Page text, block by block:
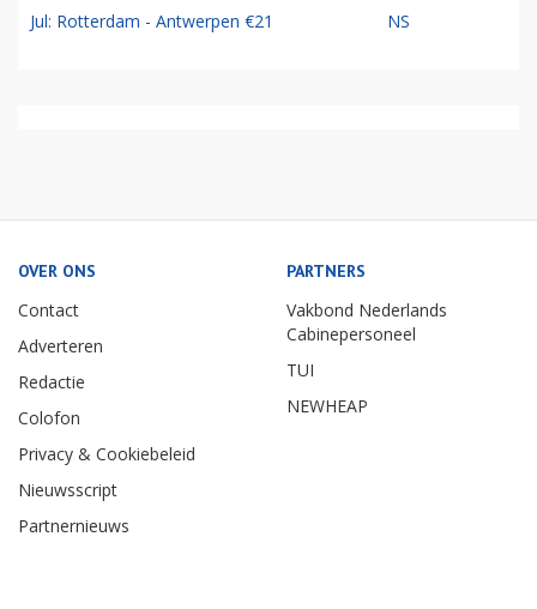
Jul: Rotterdam - Antwerpen €21 NS
OVER ONS
Contact
Adverteren
Redactie
Colofon
Privacy & Cookiebeleid
Nieuwsscript
Partnernieuws
PARTNERS
Vakbond Nederlands
Cabinepersoneel
TUI
NEWHEAP